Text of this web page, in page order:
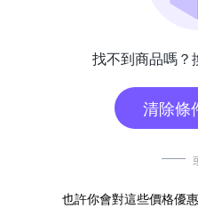
找不到商品嗎？
清除條
也許你會對這些價格優